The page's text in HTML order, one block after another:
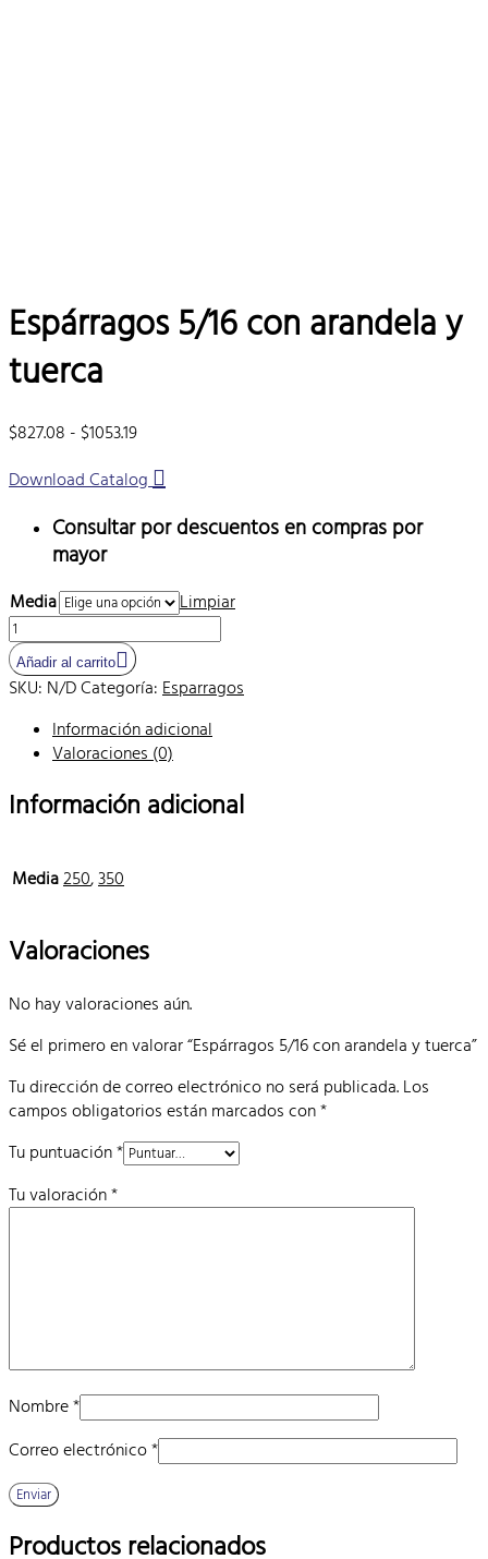
Espárragos 5/16 con arandela y
tuerca
$827.08 - $1053.19Rango
precios:
$827.08
Download Catalog
Consultar por descuentos en compras por
mayor
Media
Limpiar
Espárragos
5/16
con
arandela
tuerca
Añadir al carrito
SKU: N/DCategoría: Esparragos
Información adicional
Valoraciones (0)
Información adicional
Media250,350
Valoraciones
No hay valoraciones aún.
Sé el primero en valorar “Espárragos 5/16 con arandela y tuerca”
Tu dirección de correo electrónico no será publicada. Los
campos obligatorios están marcados con*
Tu puntuación*
Tu valoración*
Nombre*
Correo electrónico*
Productos relacionados